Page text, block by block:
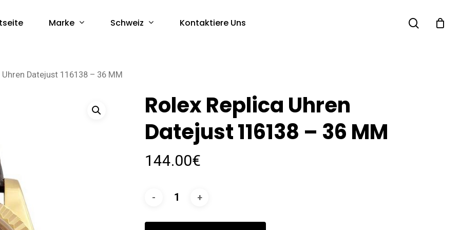
Marke Schweiz Kontaktiere Uns search
Uhren Datejust 116138 – 36 MM
Rolex Replica Uhren
Datejust 116138 – 36 MM
144.00€